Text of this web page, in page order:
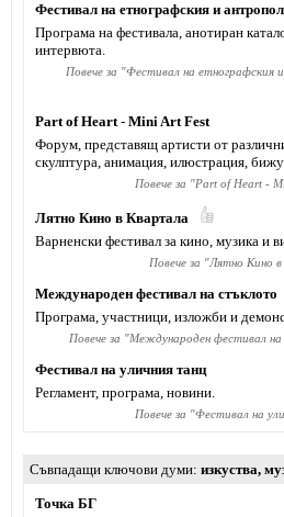
Фестивал на етнографския и
Програма на фестивала, анотиран
интервюта.
Повече за "Фестивал на етнографския
Part of Heart - Mini Art Fest
Форум, представящ артисти от
скулптура, анимация, илюстрация,
Повече за "Part of Heart -
Лятно Кино в Квартала
Варненски фестивал за кино, музика и
Повече за "Лятно Кино
Международен фестивал на стъклото
Програма, участници, изложби и
Повече за "Международен фестивал
Фестивал на уличния танц
Регламент, програма, новини.
Повече за "Фестивал на
Съвпадащи ключови думи изкуства,
Точка БГ